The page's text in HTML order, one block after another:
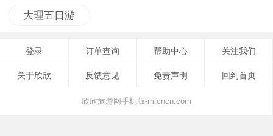
证，中塔似应建于南诏王劝丰祐时（824至859年在位）最为可能，
后再增建两小塔
大理五日游
登录 订单查询 帮助中心 关注我们
关于欣欣 反馈意见 免责声明 回到首页
欣欣旅游网手机版-m.cncn.com